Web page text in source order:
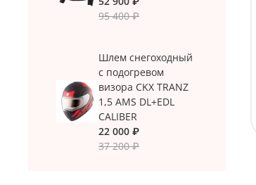
95 400 ₽
Шлем снегоходный
с подогревом
визора CKX TRANZ
1,5 AMS DL+EDL
CALIBER
22 000 ₽
37 200 ₽